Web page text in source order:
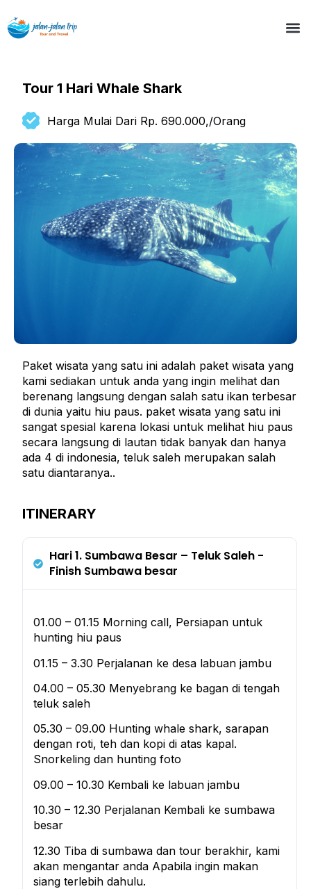
Tour 1 Hari Whale Shark
Harga Mulai Dari Rp. 690.000,/Orang
Paket wisata yang satu ini adalah paket wisata yang
kami sediakan untuk anda yang ingin melihat dan
berenang langsung dengan salah satu ikan terbesar
di dunia yaitu hiu paus. paket wisata yang satu ini
sangat spesial karena lokasi untuk melihat hiu paus
secara langsung di lautan tidak banyak dan hanya
ada 4 di indonesia, teluk saleh merupakan salah
satu diantaranya..
ITINERARY
Hari 1. Sumbawa Besar – Teluk Saleh -
Finish Sumbawa besar
01.00 – 01.15 Morning call, Persiapan untuk
hunting hiu paus
01.15 – 3.30 Perjalanan ke desa labuan jambu
04.00 – 05.30 Menyebrang ke bagan di tengah
teluk saleh
05.30 – 09.00 Hunting whale shark, sarapan
dengan roti, teh dan kopi di atas kapal.
Snorkeling dan hunting foto
09.00 – 10.30 Kembali ke labuan jambu
10.30 – 12.30 Perjalanan Kembali ke sumbawa
besar
12.30 Tiba di sumbawa dan tour berakhir, kami
akan mengantar anda Apabila ingin makan
siang terlebih dahulu.